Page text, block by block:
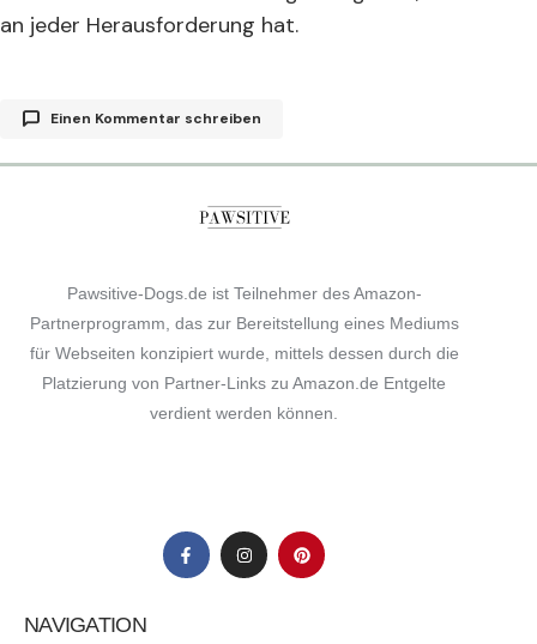
an jeder Herausforderung hat.
Einen Kommentar schreiben
Deine E-Mail-Adresse wird nicht veröffentlicht.
für meinen nächsten Kommentar speichern.
Pawsitive-Dogs.de ist Teilnehmer des Amazon-
Partnerprogramm, das zur Bereitstellung eines Mediums
für Webseiten konzipiert wurde, mittels dessen durch die
Platzierung von Partner-Links zu Amazon.de Entgelte
verdient werden können.
NAVIGATION